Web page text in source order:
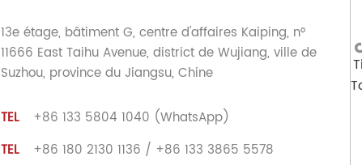
13e étage, bâtiment G, centre d'affaires Kaiping, n°
11666 East Taihu Avenue, district de Wujiang, ville de
Suzhou, province du Jiangsu, Chine
TEL
+86 133 5804 1040 (WhatsApp)
TEL
+86 180 2130 1136 / +86 133 3865 5578